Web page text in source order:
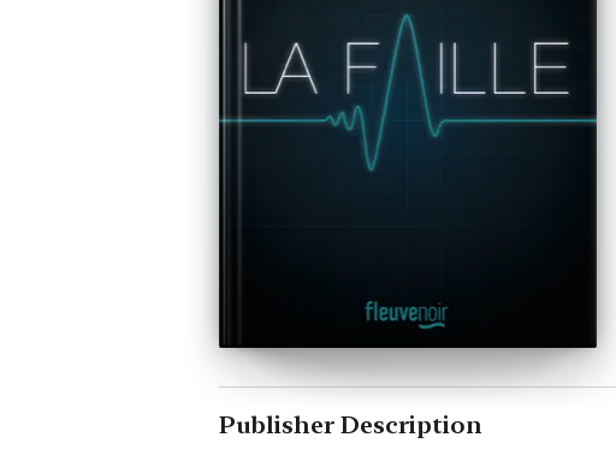
Publisher Description